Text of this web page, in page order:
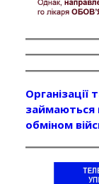
Організації
займаються
обміном